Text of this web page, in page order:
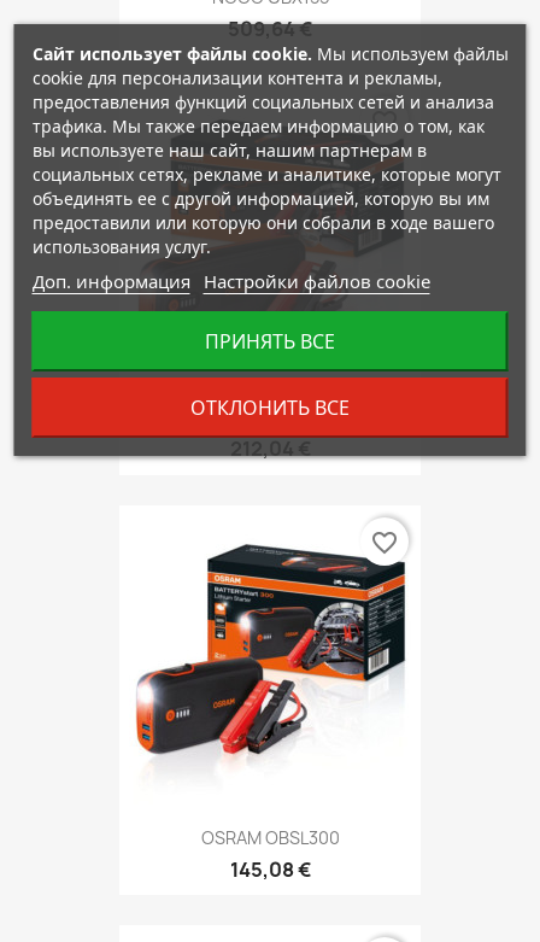
509,64 €
OSRAM OBSL400
favorite_border
OSRAM OBSL300
145,08 €
favorite_border
Сайт использует файлы cookie. Мы используем файлы
cookie для персонализации контента и рекламы,
предоставления функций социальных сетей и анализа
трафика. Мы также передаем информацию о том, как
вы используете наш сайт, нашим партнерам в
социальных сетях, рекламе и аналитике, которые могут
объединять ее с другой информацией, которую вы им
предоставили или которую они собрали в ходе вашего
использования услуг.
Доп. информация Настройки файлов cookie
ОТКЛОНИТЬ ВСЕ
ПРИНЯТЬ ВСЕ